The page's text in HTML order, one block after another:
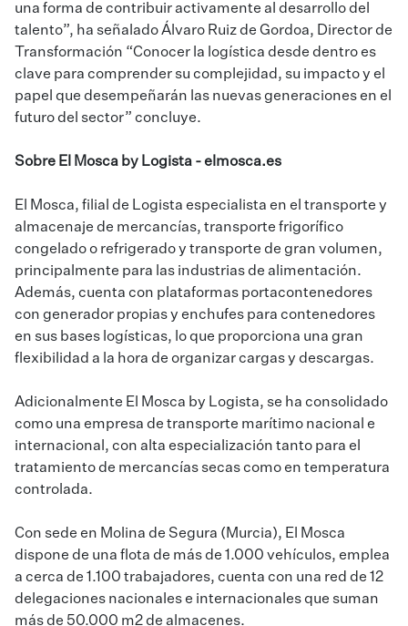
una forma de contribuir activamente al desarrollo del
talento”, ha señalado Álvaro Ruiz de Gordoa, Director de
Transformación “Conocer la logística desde dentro es
clave para comprender su complejidad, su impacto y el
papel que desempeñarán las nuevas generaciones en el
futuro del sector” concluye.
Sobre El Mosca by Logista -elmosca.es
El Mosca, filial de Logista especialista en el transporte y
almacenaje de mercancías, transporte frigorífico
congelado o refrigerado y transporte de gran volumen,
principalmente para las industrias de alimentación.
Además, cuenta con plataformas portacontenedores
con generador propias y enchufes para contenedores
en sus bases logísticas, lo que proporciona una gran
flexibilidad a la hora de organizar cargas y descargas.
Adicionalmente El Mosca by Logista, se ha consolidado
como una empresa de transporte marítimo nacional e
internacional, con alta especialización tanto para el
tratamiento de mercancías secas como en temperatura
controlada.
Con sede en Molina de Segura (Murcia), El Mosca
dispone de una flota de más de 1.000 vehículos, emplea
a cerca de 1.100 trabajadores, cuenta con una red de 12
delegaciones nacionales e internacionales que suman
más de 50.000 m2 de almacenes.